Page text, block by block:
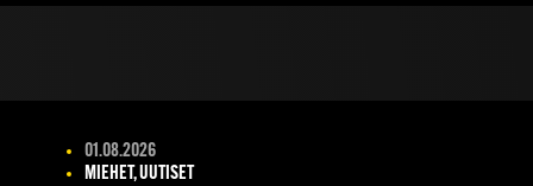
01.08.2026
MIEHET, UUTISET